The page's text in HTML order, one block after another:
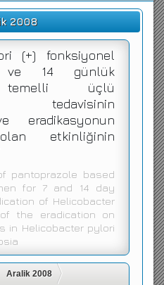
2008
(+) fonksiyonel
ve 14 günlük
temelli üçlü
tedavisinin
eradikasyonun
etkinliğinin
pantoprazole based
for 7 and 14 day
of Helicobacter
the eradication on
in Helicobacter pylori
Aralik 2008